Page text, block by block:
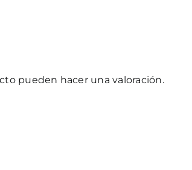
pueden hacer una valoración.